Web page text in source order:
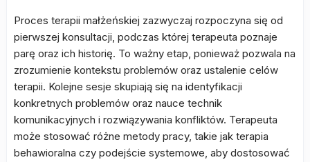
Proces terapii małżeńskiej zazwyczaj rozpoczyna się od
pierwszej konsultacji, podczas której terapeuta poznaje
parę oraz ich historię. To ważny etap, ponieważ pozwala na
zrozumienie kontekstu problemów oraz ustalenie celów
terapii. Kolejne sesje skupiają się na identyfikacji
konkretnych problemów oraz nauce technik
komunikacyjnych i rozwiązywania konfliktów. Terapeuta
może stosować różne metody pracy, takie jak terapia
behawioralna czy podejście systemowe, aby dostosować